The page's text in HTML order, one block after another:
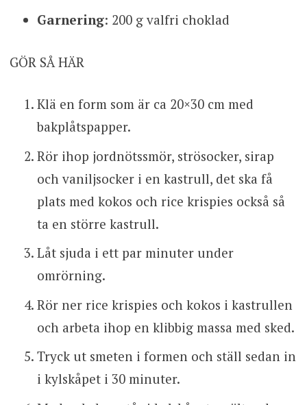
Garnering: 200 g valfri choklad
GÖR SÅ HÄR
Klä en form som är ca 20×30 cm med
bakplåtspapper.
Rör ihop jordnötssmör, strösocker, sirap
och vaniljsocker i en kastrull, det ska få
plats med kokos och rice krispies också så
ta en större kastrull.
Låt sjuda i ett par minuter under
omrörning.
Rör ner rice krispies och kokos i kastrullen
och arbeta ihop en klibbig massa med sked.
Tryck ut smeten i formen och ställ sedan in
i kylskåpet i 30 minuter.